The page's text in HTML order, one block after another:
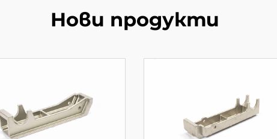
Нови продукти